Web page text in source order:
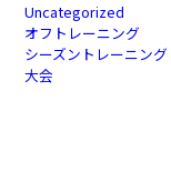
Uncategorized
オフトレーニング
シーズントレーニング
大会